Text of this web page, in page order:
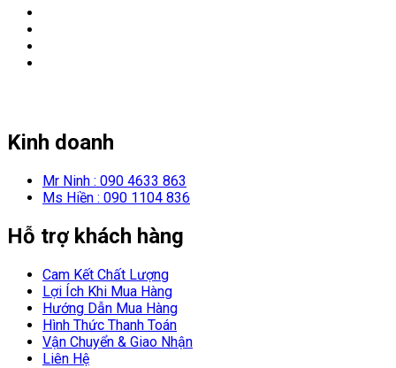
Kinh doanh
Mr Ninh : 090 4633 863
Ms Hiền : 090 1104 836
Hỗ trợ khách hàng
Cam Kết Chất Lượng
Lợi Ích Khi Mua Hàng
Hướng Dẫn Mua Hàng
Hình Thức Thanh Toán
Vận Chuyển & Giao Nhận
Liên Hệ